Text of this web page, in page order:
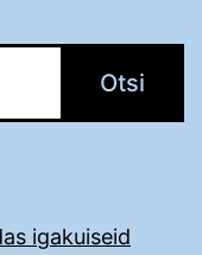
igakuiseid